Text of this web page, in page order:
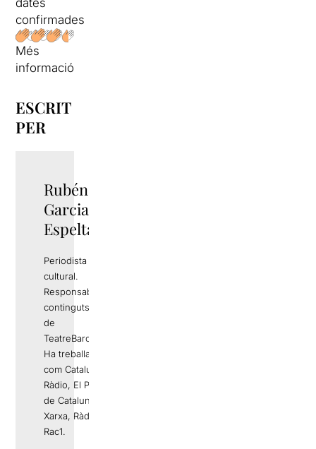
dates
confirmades
Més
informació
ESCRIT
PER
Rubén
Garcia
Espelta
Periodista i gestor
cultural.
Responsable de
continguts editorials
de
TeatreBarcelona.com
Ha treballat a mitjans
com Catalunya
Ràdio, El Periódico
de Catalunya, La
Xarxa, Ràdio 4 o
Rac1.